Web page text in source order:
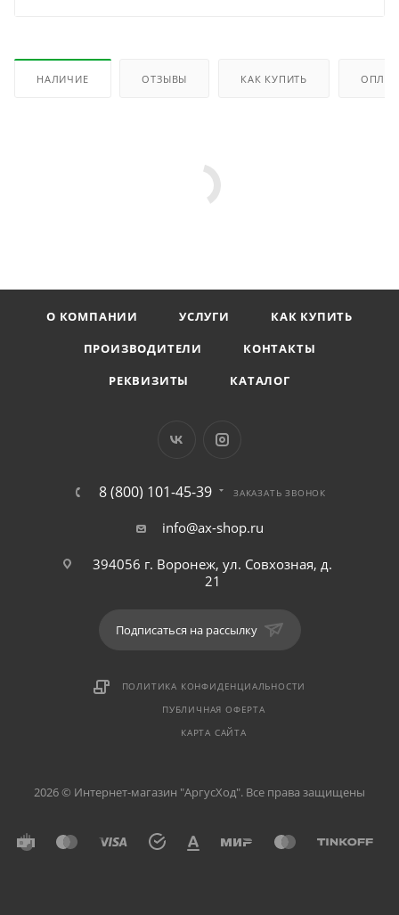
НАЛИЧИЕ ОТЗЫВЫ КАК КУПИТЬ
О КОМПАНИИ УСЛУГИ
КАК КУПИТЬ
ПРОИЗВОДИТЕЛИ
КОНТАКТЫ
РЕКВИЗИТЫ
КАТАЛОГ
8 (800) 101-45-39 ЗАКАЗАТЬ ЗВОНОК
info@ax-shop.ru
394056 г. Воронеж, ул. Совхозная, д.
21
Подписаться на рассылку
ПОЛИТИКА КОНФИДЕНЦИАЛЬНОСТИ
ПУБЛИЧНАЯ ОФЕРТА
КАРТА САЙТА
2026 © Интернет-магазин "АргусХод". Все права защищены